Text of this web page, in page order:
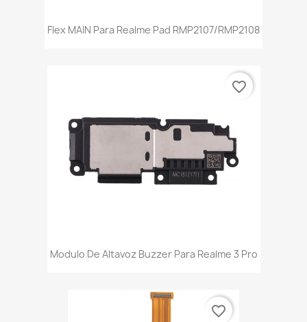
Flex MAIN Para Realme Pad RMP2107/RMP2108
Modulo De Altavoz Buzzer Para Realme 3 Pro
favorite_border
favorite_border